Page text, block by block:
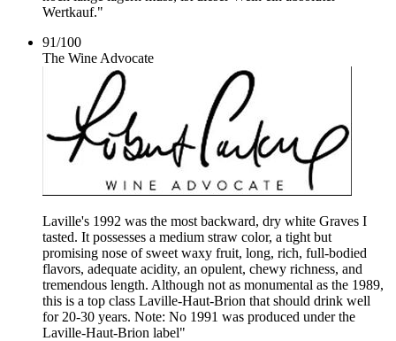
Wertkauf."
91/100
The Wine Advocate
Laville's 1992 was the most backward, dry white Graves I
tasted. It possesses a medium straw color, a tight but
promising nose of sweet waxy fruit, long, rich, full-bodied
flavors, adequate acidity, an opulent, chewy richness, and
tremendous length. Although not as monumental as the 1989,
this is a top class Laville-Haut-Brion that should drink well
for 20-30 years. Note: No 1991 was produced under the
Laville-Haut-Brion label"